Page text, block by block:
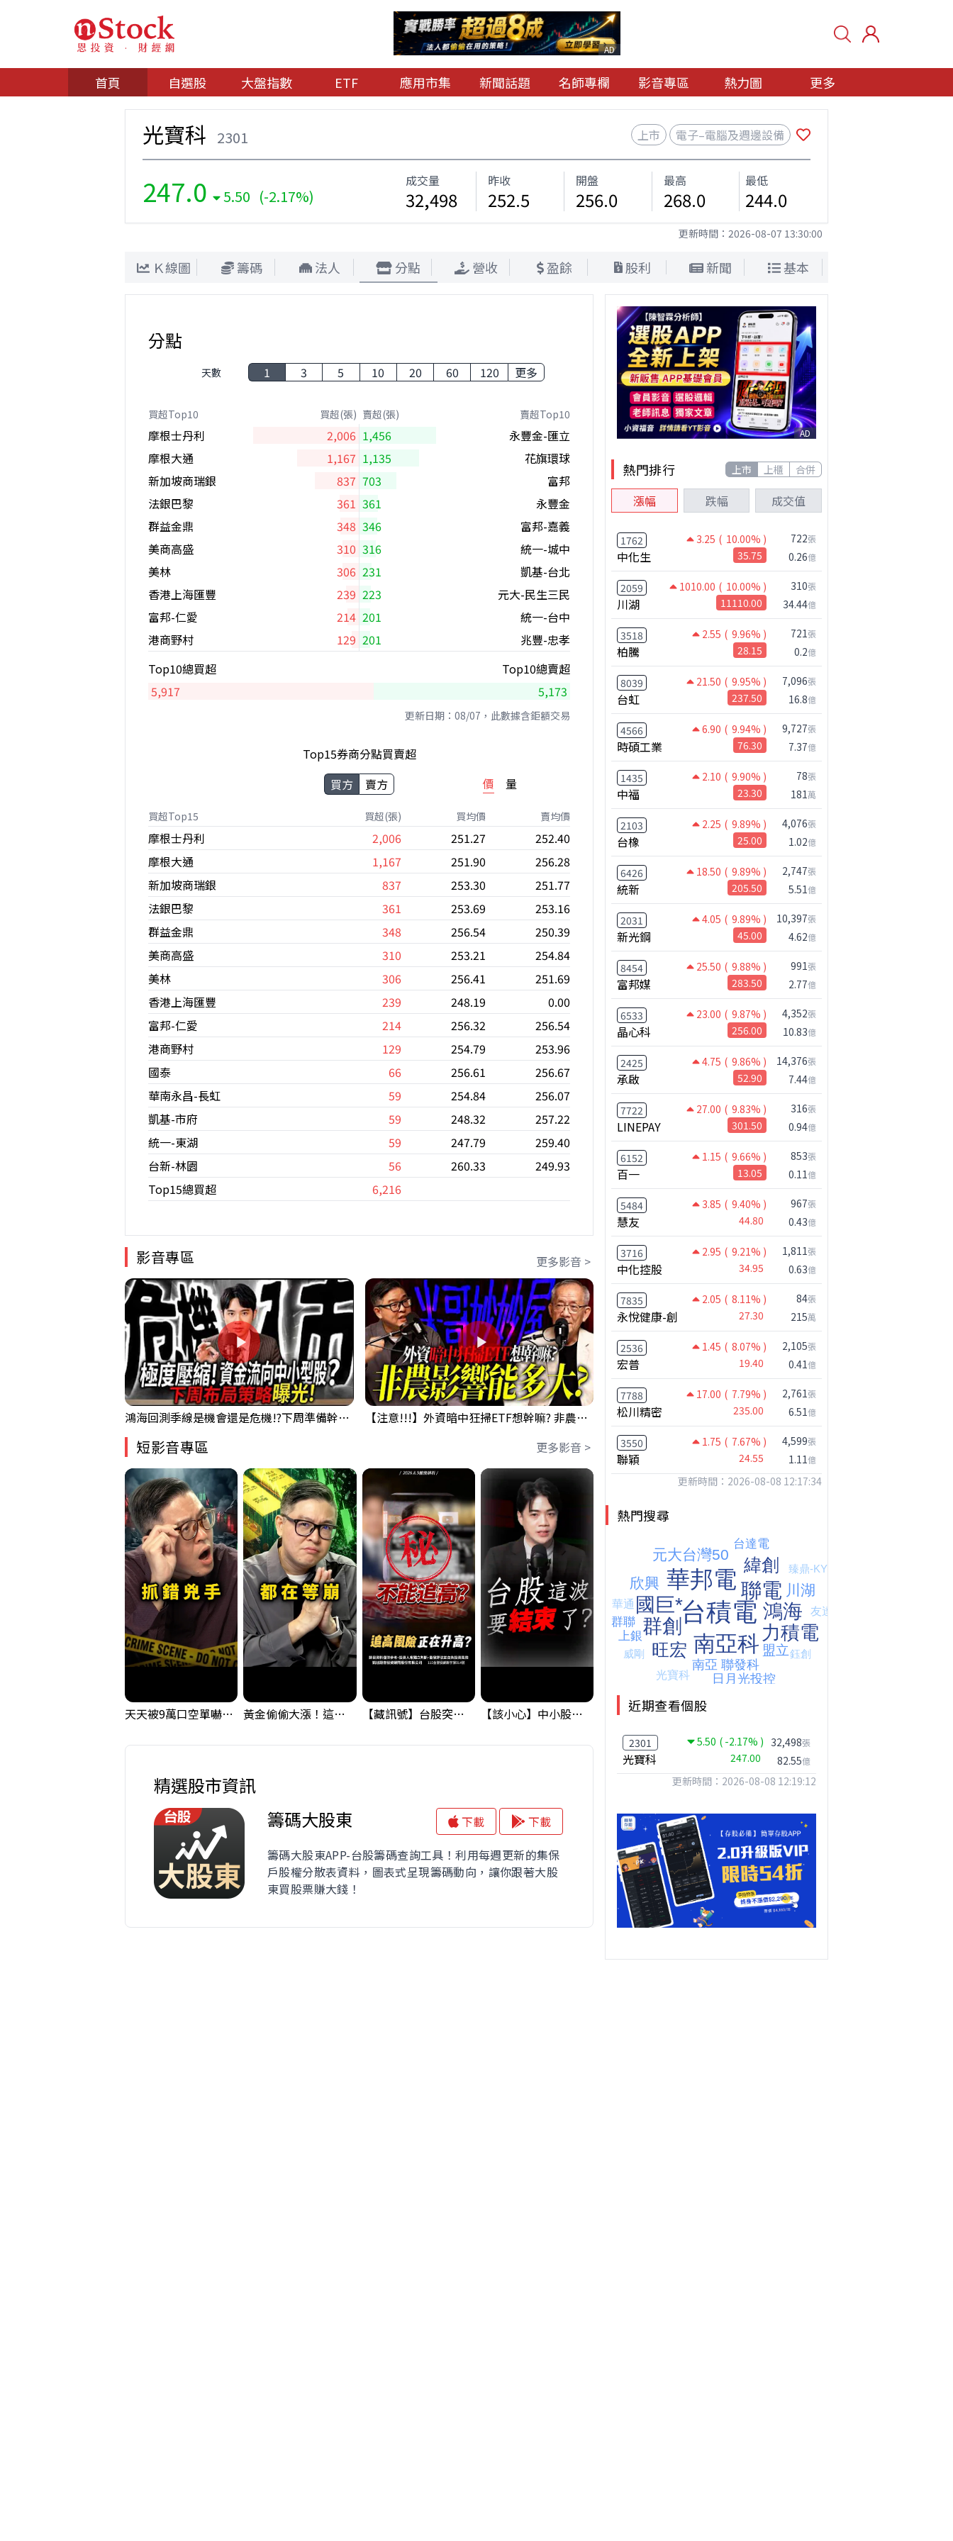
AD
首頁 自選股 大盤指數 ETF 應用市集 新聞話題 名師專欄 影音專區 熱力圖 更多
光寶科 2301 上市 電子–電腦及週邊設備
247.0 5.50 (-2.17%)
成交量
32,498
昨收
252.5
開盤
256.0
最高
268.0
最低
244.0
更新時間： 2026-08-07 13:30:00
Ｋ線圖 籌碼 法人 分點 營收 盈餘 股利 新聞 基本
分點
天數 1 3 5 10 20 60 120 更多
買超Top10 買超(張) 賣超(張) 賣超Top10
摩根士丹利 2,006 1,456
永豐金-匯立
摩根大通
1,167 1,135
花旗環球
新加坡商瑞銀
837 703
富邦
法銀巴黎
361 361
永豐金
群益金鼎
348 346
富邦-嘉義
美商高盛
310 316
統一-城中
美林
306 231
凱基-台北
香港上海匯豐
239 223
元大-民生三民
富邦-仁愛
214 201
統一-台中
港商野村
129 201
兆豐-忠孝
Top10總買超
Top10總賣超
5,917
5,173
更新日期：08/07，此數據含鉅額交易
Top15券商分點買賣超
買方
賣方 價 量
買超Top15 買超(張) 買均價 賣均價
摩根士丹利 2,006 251.27
252.40
摩根大通
1,167 251.90
256.28
新加坡商瑞銀
837 253.30
251.77
法銀巴黎
361 253.69
253.16
群益金鼎
348 256.54
250.39
美商高盛
310 253.21
254.84
美林
306 256.41
251.69
香港上海匯豐
239 248.19
0.00
富邦-仁愛
214 256.32
256.54
港商野村
129 254.79
253.96
國泰
66 256.61
256.67
華南永昌-長虹
59 254.84
256.07
凱基-市府
59 248.32
257.22
統一-東湖
59 247.79
259.40
台新-林園
56 260.33
249.93
Top15總買超
6,216
影音專區 更多影音 >
鴻海回測季線是機會還是危機!?下周準備幹大事?｜0807 #3661 #2317 #2317鴻海 【注意!!!】外資暗中狂掃ETF想幹嘛? 非農影響能多大?!｜ Mr.永年 李 / Mr.JIMMY 高志銘 / 理財有夠跩
短影音專區 更多影音 >
天天被9萬口空單嚇，其實你盯錯地方了｜Mr.Jimmy高志銘 #台股 #外資期貨 #融資 黃金偷偷大漲！這才是決定台股生死的「真風向球」！｜Mr.Jimmy高志銘 #黃金 #美元指數 #聯準會 【藏訊號】台股突破季線，週一我提醒了這個關鍵訊號 【該小心】中小股派對結束 ? 關鍵訊號都指向... 台股狂飆1200點，但還有兩關沒過｜Mr.Jimmy高志銘 #台股 #期貨 #加權指數
精選股市資訊
籌碼大股東
下載
下載
籌碼大股東APP-台股籌碼查詢工具！利用每週更新的集保
戶股權分散表資料，圖表式呈現籌碼動向，讓你跟著大股
東買股票賺大錢！
AD
熱門排行 上市 上櫃 合併
漲幅 跌幅 成交值
1762 3.25 ( 10.00% )
中化生 35.75
722張
0.26億
2059 1010.00 ( 10.00% )
川湖 11110.00
310張
34.44億
3518 2.55 ( 9.96% )
柏騰 28.15
721張
0.2億
8039 21.50 ( 9.95% )
台虹 237.50
7,096張
16.8億
4566 6.90 ( 9.94% )
時碩工業 76.30
9,727張
7.37億
1435 2.10 ( 9.90% )
中福 23.30
78張
181萬
2103 2.25 ( 9.89% )
台橡 25.00
4,076張
1.02億
6426 18.50 ( 9.89% )
統新 205.50
2,747張
5.51億
2031 4.05 ( 9.89% )
新光鋼 45.00
10,397張
4.62億
8454 25.50 ( 9.88% )
富邦媒 283.50
991張
2.77億
6533 23.00 ( 9.87% )
晶心科 256.00
4,352張
10.83億
2425 4.75 ( 9.86% )
承啟 52.90
14,376張
7.44億
7722 27.00 ( 9.83% )
LINEPAY 301.50
316張
0.94億
6152 1.15 ( 9.66% )
百一 13.05
853張
0.11億
5484 3.85 ( 9.40% )
慧友 44.80
967張
0.43億
3716 2.95 ( 9.21% )
中化控股 34.95
1,811張
0.63億
7835 2.05 ( 8.11% )
永悅健康-創 27.30
84張
215萬
2536 1.45 ( 8.07% )
宏普 19.40
2,105張
0.41億
7788 17.00 ( 7.79% )
松川精密 235.00
2,761張
6.51億
3550 1.75 ( 7.67% )
聯穎 24.55
4,599張
1.11億
更新時間：2026-08-08 12:17:34
熱門搜尋
近期查看個股
2301 5.50 ( -2.17% )
光寶科 247.00
32,498張
82.55億
更新時間：2026-08-08 12:19:12